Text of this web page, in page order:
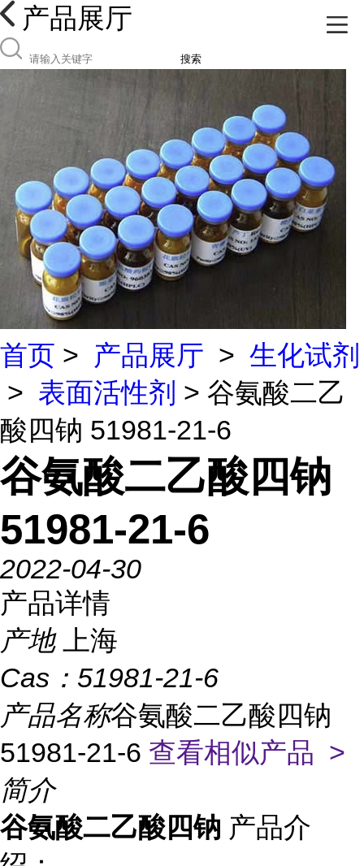
产品展厅
搜索
首页 > 产品展厅 > 生化试剂
> 表面活性剂 > 谷氨酸二乙
酸四钠 51981-21-6
谷氨酸二乙酸四钠
51981-21-6
2022-04-30
产品详情
产地
上海
Cas： 51981-21-6
产品名称谷氨酸二乙酸四钠
51981-21-6 查看相似产品 >
简介
谷氨酸二乙酸四钠 产品介